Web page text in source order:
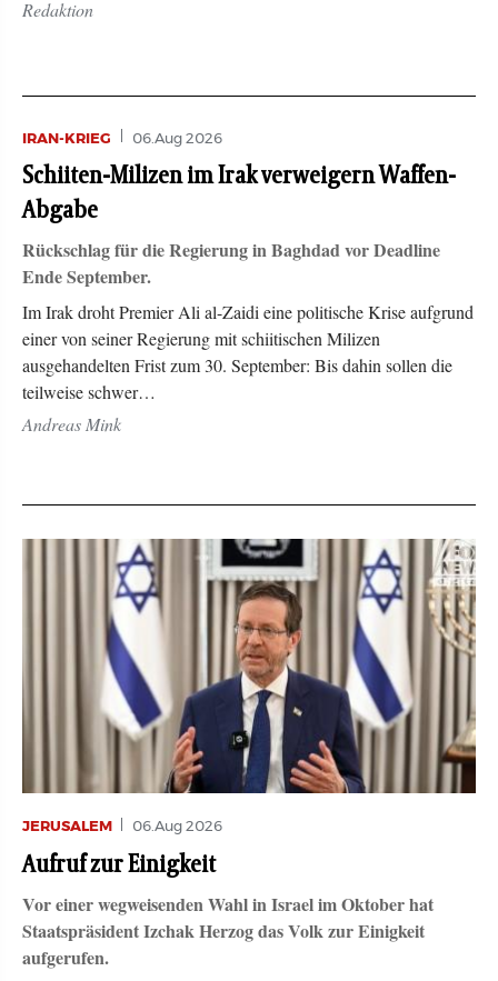
Redaktion
IRAN-KRIEG 06.Aug 2026
Schiiten-Milizen im Irak verweigern Waffen-
Abgabe
Rückschlag für die Regierung in Baghdad vor Deadline
Ende September.
Im Irak droht Premier Ali al-Zaidi eine politische Krise aufgrund
einer von seiner Regierung mit schiitischen Milizen
ausgehandelten Frist zum 30. September: Bis dahin sollen die
teilweise schwer…
Andreas Mink
JERUSALEM 06.Aug 2026
Aufruf zur Einigkeit
Vor einer wegweisenden Wahl in Israel im Oktober hat
Staatspräsident Izchak Herzog das Volk zur Einigkeit
aufgerufen.